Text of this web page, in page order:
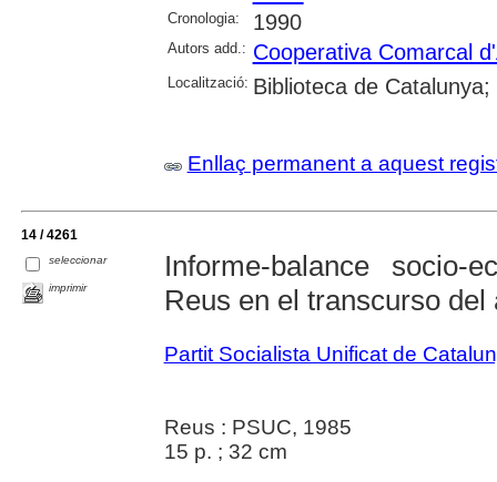
Cronologia: 1990
Autors add.: Cooperativa Comarcal
Localització: Biblioteca de
Enllaç permanent a aquest
14 / 4261
seleccionar
imprimir
Informe-balance
Reus en el transcurso del
Partit Socialista Unificat de
Reus : PSUC, 1985
15 p. ; 32 cm